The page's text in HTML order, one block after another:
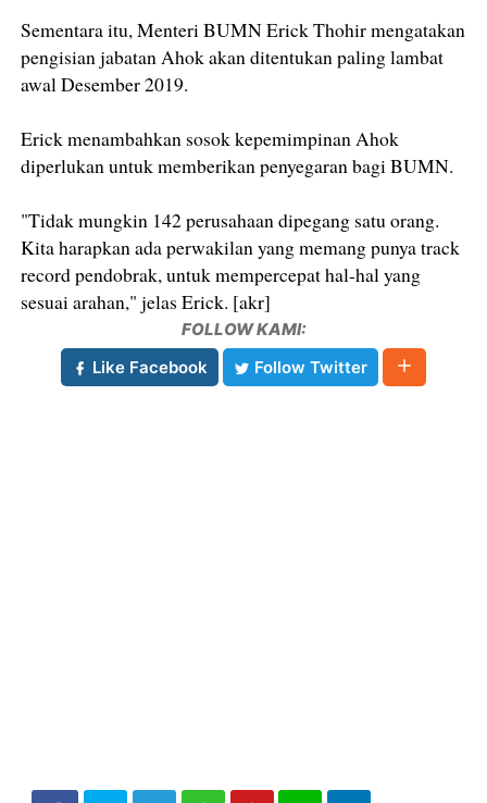
Sementara itu, Menteri BUMN Erick Thohir mengatakan
pengisian jabatan Ahok akan ditentukan paling lambat
awal Desember 2019.
Erick menambahkan sosok kepemimpinan Ahok
diperlukan untuk memberikan penyegaran bagi BUMN.
"Tidak mungkin 142 perusahaan dipegang satu orang.
Kita harapkan ada perwakilan yang memang punya track
record pendobrak, untuk mempercepat hal-hal yang
sesuai arahan," jelas Erick. [akr]
FOLLOW KAMI:
Like Facebook
Follow Twitter